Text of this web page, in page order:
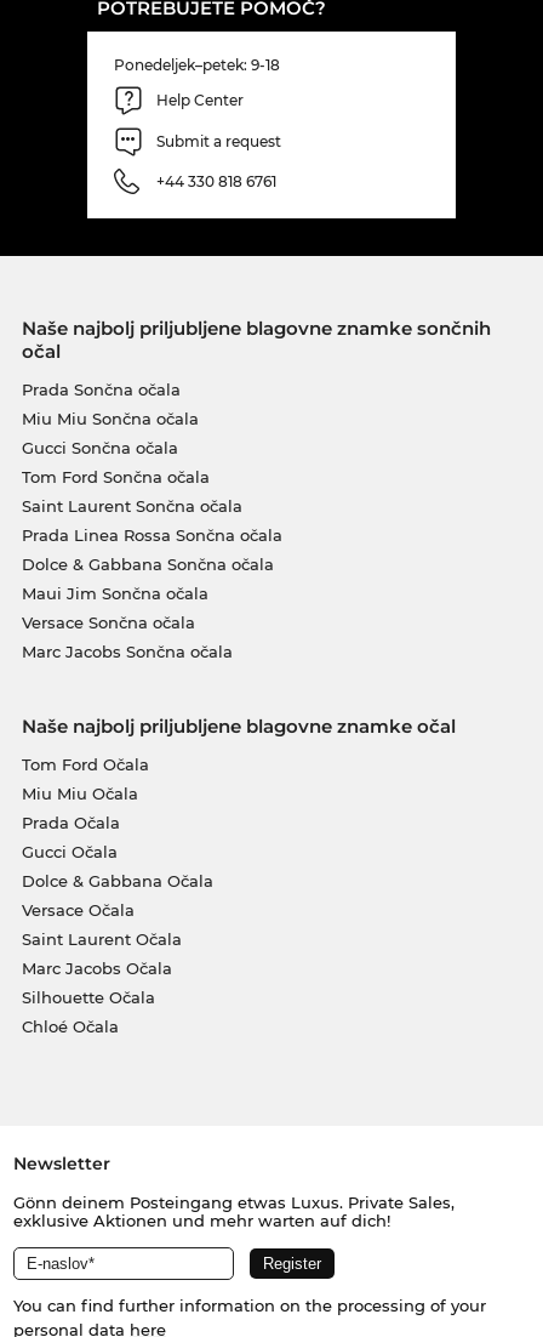
POTREBUJETE POMOČ?
Ponedeljek–petek: 9-18
Help Center
Submit a request
+44 330 818 6761
Naše najbolj priljubljene blagovne znamke sončnih
očal
Prada Sončna očala
Miu Miu Sončna očala
Gucci Sončna očala
Tom Ford Sončna očala
Saint Laurent Sončna očala
Prada Linea Rossa Sončna očala
Dolce & Gabbana Sončna očala
Maui Jim Sončna očala
Versace Sončna očala
Marc Jacobs Sončna očala
Naše najbolj priljubljene blagovne znamke očal
Tom Ford Očala
Miu Miu Očala
Prada Očala
Gucci Očala
Dolce & Gabbana Očala
Versace Očala
Saint Laurent Očala
Marc Jacobs Očala
Silhouette Očala
Chloé Očala
Newsletter
Gönn deinem Posteingang etwas Luxus. Private Sales,
exklusive Aktionen und mehr warten auf dich!
You can find further information on the processing of your
personal data here